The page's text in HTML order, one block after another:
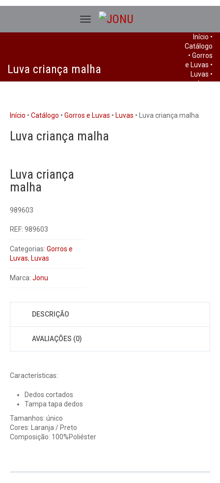
Luva criança malha
Início •
Catálogo
• Gorros
e Luvas •
Luvas •
Luva
Início • Catálogo • Gorros e Luvas • Luvas • Luva criança malha
Luva criança malha
Luva criança
malha
989603
REF: 989603
Categorias: Gorros e
Luvas, Luvas
Marca: Jonu
DESCRIÇÃO
AVALIAÇÕES (0)
Características:
Dedos cortados
Tampa tapa dedos
Tamanhos: único
Cores: Laranja / Preto
Composição: 100%Poliéster